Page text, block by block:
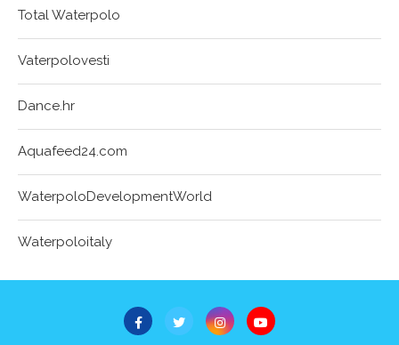
Total Waterpolo
Vaterpolovesti
Dance.hr
Aquafeed24.com
WaterpoloDevelopmentWorld
Waterpoloitaly